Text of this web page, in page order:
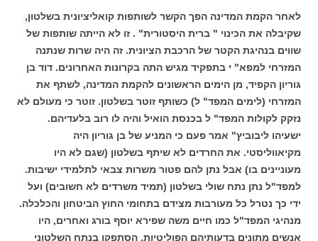
לאחר הקמת המדינה הפך הקשר לשותפות קואליציונית בשלטון,
שקיבלה את הכינוי " ברית היסטורית" . זו לא הייתה שותפות של
שווים בנהיגת הקטר של הרכבת הציונית. זה היה שרות שנתנה
המזרחי למפא" י בתפקיד מגיש התה בקרונות האחרונים. דוד בן
גוריון הקפיד, מן הימים הראשונים להקמת המדינה, לשתף את
המזרחי (לימים המפד" ל) כשותף זוטר בשלטון. זוטר כי מעולם לא
נזקק לקולות המפד" ל בכנסת הואיל והיה לו רוב בלעדיהם.
ישעיהו ליבוביץ" אמר פעם כי המניע של בן גוריון היה
מקיאווליסטי. את החרדים לא שיתף בשלטון (שגם לא היו
מעוניינים בו) אבל נתן להם פטור משרות צבאי לתלמידי ישיבות.
למפד"ל נתן נתח שולי בשלטון (תמיד משרדים לא חשובים) ועל
ידי כך נטרל כל מעורבות מצידם בתחומי החוץ הביטחון והכלכלה.
מנהיגי המפד"ל כמו חיים משה שפירא יוסף בורג ואחרים, היו
אנשים מתונים בדעותיהם הפוליטיות. הסתפקו בנתח השלטוני